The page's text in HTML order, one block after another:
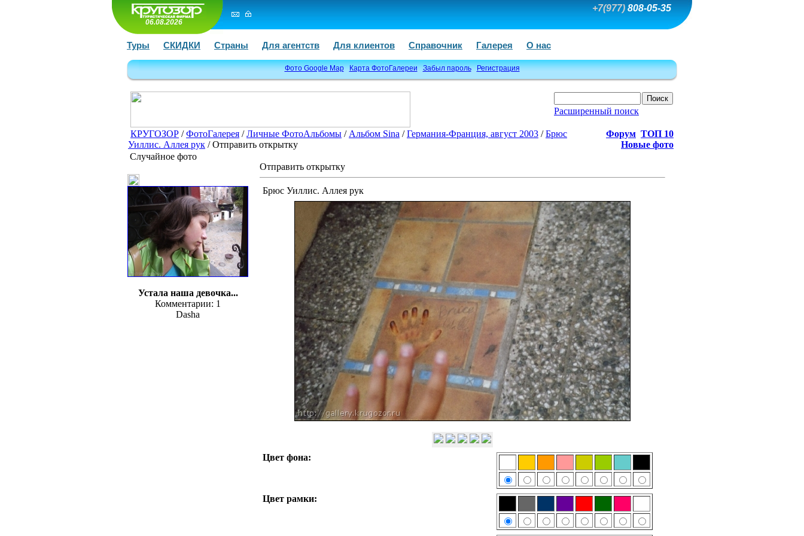
06.08.2026
+7(977) 808-05-35
Туры СКИДКИ Страны Для агентств Для клиентов Справочник Галерея О нас
Фото Google Map Карта ФотоГалереи Забыл пароль Регистрация
Расширенный поиск
КРУГОЗОР /ФотоГалерея /Личные ФотоАльбомы / Альбом Sina /Германия-Франция, август 2003 /Брюс
Уиллис. Аллея рук / Отправить открытку
Форум ТОП 10
Новые фото
Случайное фото
Устала наша девочка...
Комментарии: 1
Dasha
Отправить открытку
Брюс Уиллис. Аллея рук
Цвет фона:
Цвет рамки: